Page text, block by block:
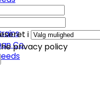
Co.
i
privacy policy